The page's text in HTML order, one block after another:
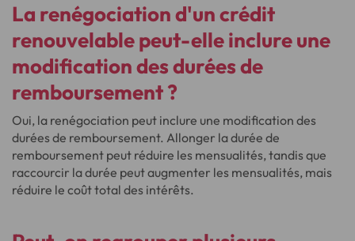
La renégociation d'un crédit
renouvelable peut-elle inclure une
modification des durées de
remboursement ?
Oui, la renégociation peut inclure une modification des
durées de remboursement. Allonger la durée de
remboursement peut réduire les mensualités, tandis que
raccourcir la durée peut augmenter les mensualités, mais
réduire le coût total des intérêts.